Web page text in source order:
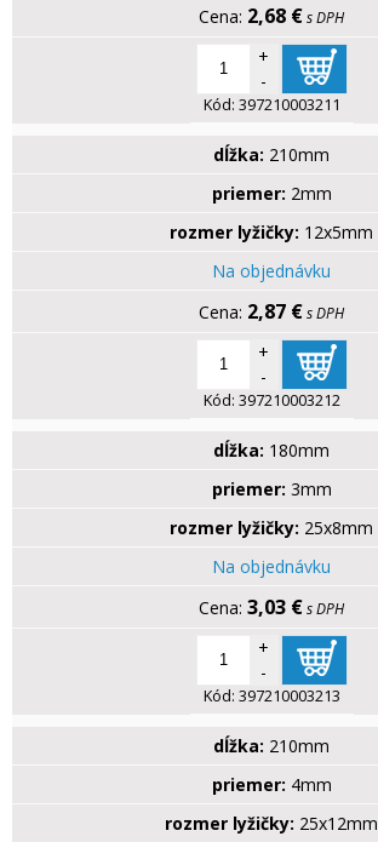
2,68 €s DPH
+
-
Kód: 397210003211
dĺžka: 210mm
priemer: 2mm
rozmer lyžičky: 12x5mm
Na objednávku
2,87 €s DPH
+
-
Kód: 397210003212
dĺžka: 180mm
priemer: 3mm
rozmer lyžičky: 25x8mm
Na objednávku
3,03 €s DPH
+
-
Kód: 397210003213
dĺžka: 210mm
priemer: 4mm
rozmer lyžičky: 25x12mm